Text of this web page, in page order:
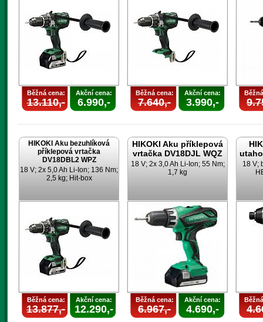
Běžná cena:
13.110,-
Akční cena:
6.990,-
Běžná cena:
7.640,-
Akční cena:
3.990,-
HIKOKI Aku bezuhlíková
příklepová vrtačka
DV18DBL2 WPZ
18 V; 2x 5,0 Ah Li-Ion; 136 Nm;
2,5 kg; Hit-box
Běžná cena:
13.877,-
Akční cena:
12.290,-
HIKOKI Aku příklepová
vrtačka DV18DJL WQZ
18 V; 2x 3,0 Ah Li-Ion; 55 Nm;
1,7 kg
Běžná cena:
6.967,-
Akční cena:
4.690,-
18 V;